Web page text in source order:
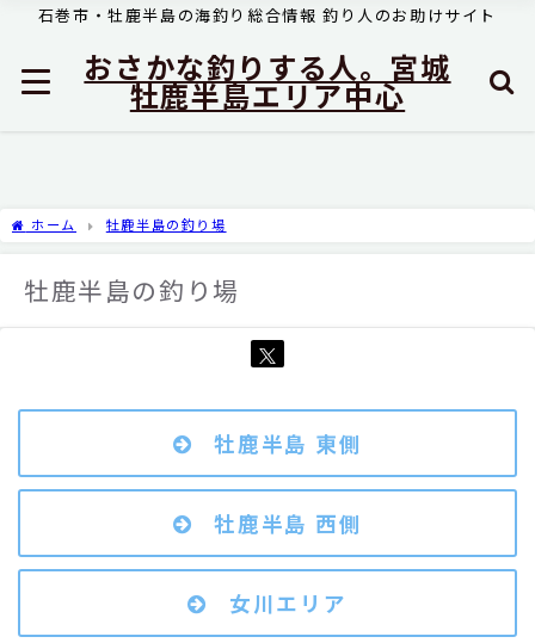
石巻市・牡鹿半島の海釣り総合情報 釣り人のお助けサイト
おさかな釣りする人。宮城
牡鹿半島エリア中心
ホーム 牡鹿半島の釣り場
牡鹿半島の釣り場
牡鹿半島 東側
牡鹿半島 西側
女川エリア